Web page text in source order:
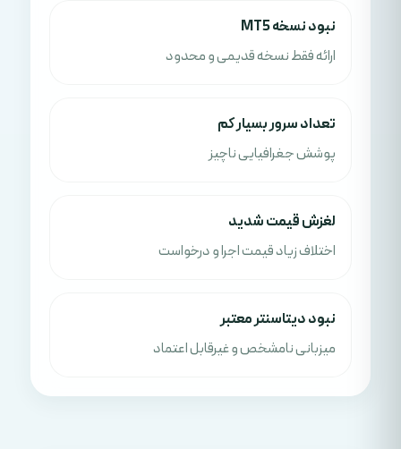
نبود نسخه MT5
ارائه فقط نسخه قدیمی و محدود
تعداد سرور بسیار کم
پوشش جغرافیایی ناچیز
لغزش قیمت شدید
اختلاف زیاد قیمت اجرا و درخواست
نبود دیتاسنتر معتبر
میزبانی نامشخص و غیرقابل اعتماد